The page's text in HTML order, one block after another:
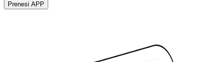
Prenesi APP